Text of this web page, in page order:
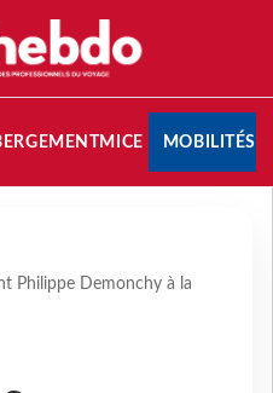
MICE MOBILITÉS
Philippe Demonchy à la